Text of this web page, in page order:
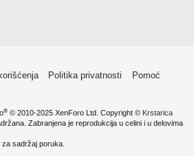
Politika privatnosti
Pomoć
® © 2010-2025 XenForo Ltd. Copyright © Krstarica
Zabranjena je reprodukcija u celini i u delovima
sadržaj poruka.